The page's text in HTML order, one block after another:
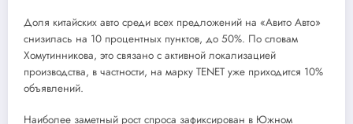
Доля китайских авто среди всех предложений на «Авито Авто»
снизилась на 10 процентных пунктов, до 50%. По словам
Хомутинникова, это связано с активной локализацией
производства, в частности, на марку TENET уже приходится 10%
объявлений.
Наиболее заметный рост спроса зафиксирован в Южном